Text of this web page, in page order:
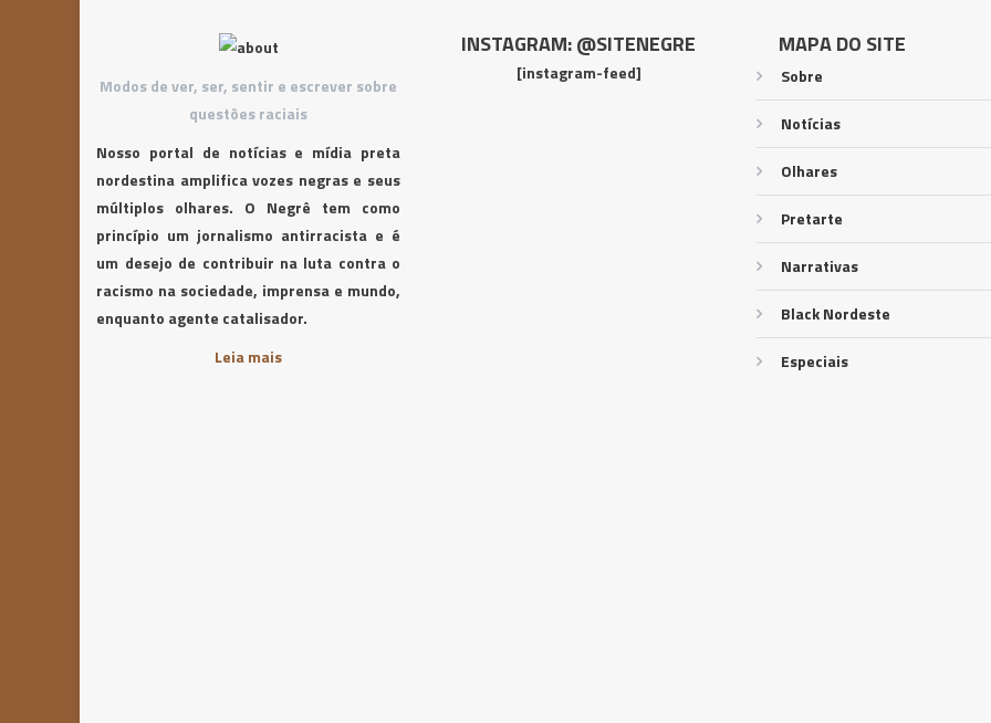
Modos de ver, ser, sentir e escrever sobre
questões raciais
Nosso portal de notícias e mídia preta
nordestina amplifica vozes negras e seus
múltiplos olhares. O Negrê tem como
princípio um jornalismo antirracista e é
um desejo de contribuir na luta contra o
racismo na sociedade, imprensa e mundo,
enquanto agente catalisador.
Leia mais
INSTAGRAM: @SITENEGRE
[instagram-feed]
MAPA DO SITE
Sobre
Notícias
Olhares
Pretarte
Narrativas
Black Nordeste
Especiais